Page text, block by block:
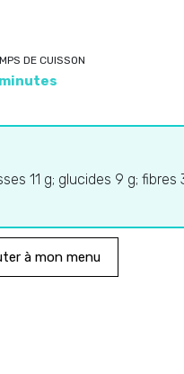
DE CUISSON
11 g; glucides 9 g; fibres
à mon menu